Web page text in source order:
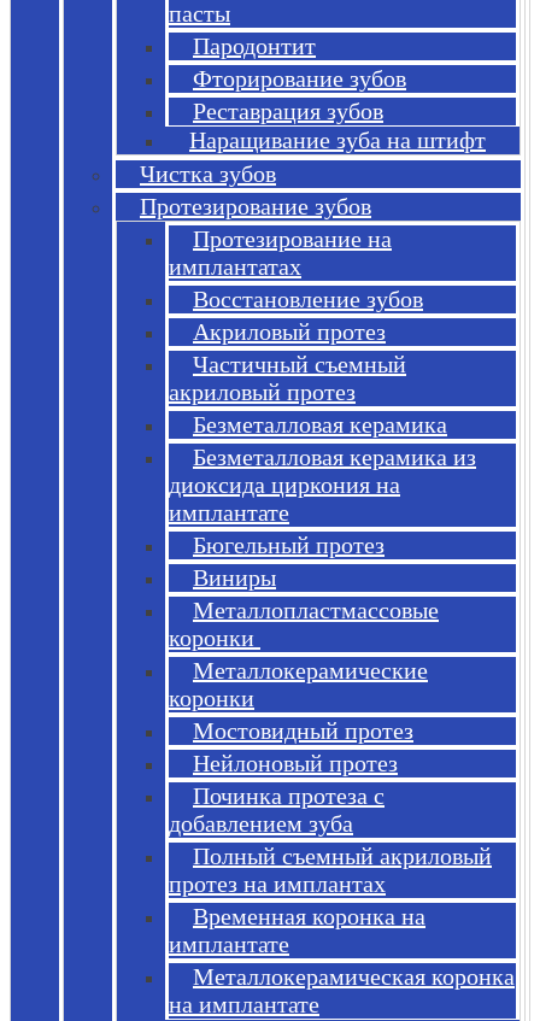
пасты
Пародонтит
Фторирование зубов
Реставрация зубов
Наращивание зуба на штифт
Чистка зубов
Протезирование зубов
Протезирование на
имплантатах
Восстановление зубов
Акриловый протез
Частичный съемный
акриловый протез
Безметалловая керамика
Безметалловая керамика из
диоксида циркония на
имплантате
Бюгельный протез
Виниры
Металлопластмассовые
коронки
Металлокерамические
коронки
Мостовидный протез
Нейлоновый протез
Починка протеза с
добавлением зуба
Полный съемный акриловый
протез на имплантах
Временная коронка на
имплантате
Металлокерамическая коронка
на имплантате